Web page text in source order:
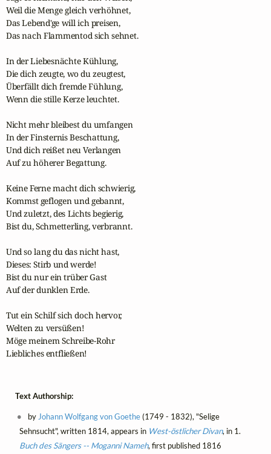
Weil die Menge gleich verhöhnet,
Das Lebend'ge will ich preisen,
Das nach Flammentod sich sehnet.
In der Liebesnächte Kühlung,
Die dich zeugte, wo du zeugtest,
Überfällt dich fremde Fühlung,
Wenn die stille Kerze leuchtet.
Nicht mehr bleibest du umfangen
In der Finsternis Beschattung,
Und dich reißet neu Verlangen
Auf zu höherer Begattung.
Keine Ferne macht dich schwierig,
Kommst geflogen und gebannt,
Und zuletzt, des Lichts begierig,
Bist du, Schmetterling, verbrannt.
Und so lang du das nicht hast,
Dieses: Stirb und werde!
Bist du nur ein trüber Gast
Auf der dunklen Erde.
Tut ein Schilf sich doch hervor,
Welten zu versüßen!
Möge meinem Schreibe-Rohr
Liebliches entfließen!
Text Authorship:
by Johann Wolfgang von Goethe(1749 - 1832), "Selige
Sehnsucht", written 1814, appears in West-östlicher Divan, in 1.
Buch des Sängers -- Moganni Nameh, first published 1816